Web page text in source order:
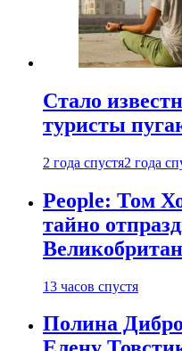
Стало
туристы
2 года спустя2 года
People: Том
тайно
13 часов спустя
Полина